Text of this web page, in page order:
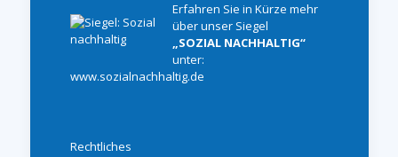
Erfahren Sie in Kürze mehr
über unser Siegel
„SOZIAL NACHHALTIG“
unter:
www.sozialnachhaltig.de
Rechtliches